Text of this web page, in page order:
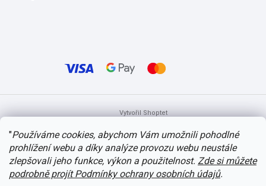
"Používáme cookies, abychom Vám umožnili pohodlné
prohlížení webu a díky analýze provozu webu neustále
zlepšovali jeho funkce, výkon a použitelnost. Zde si můžete
podrobně projít Podmínky ochrany osobních údajů.
Vytvořil Shoptet
Copyright 2026itvlaky.cz. Všechna práva vyhrazena.Upravit nastavení
cookies